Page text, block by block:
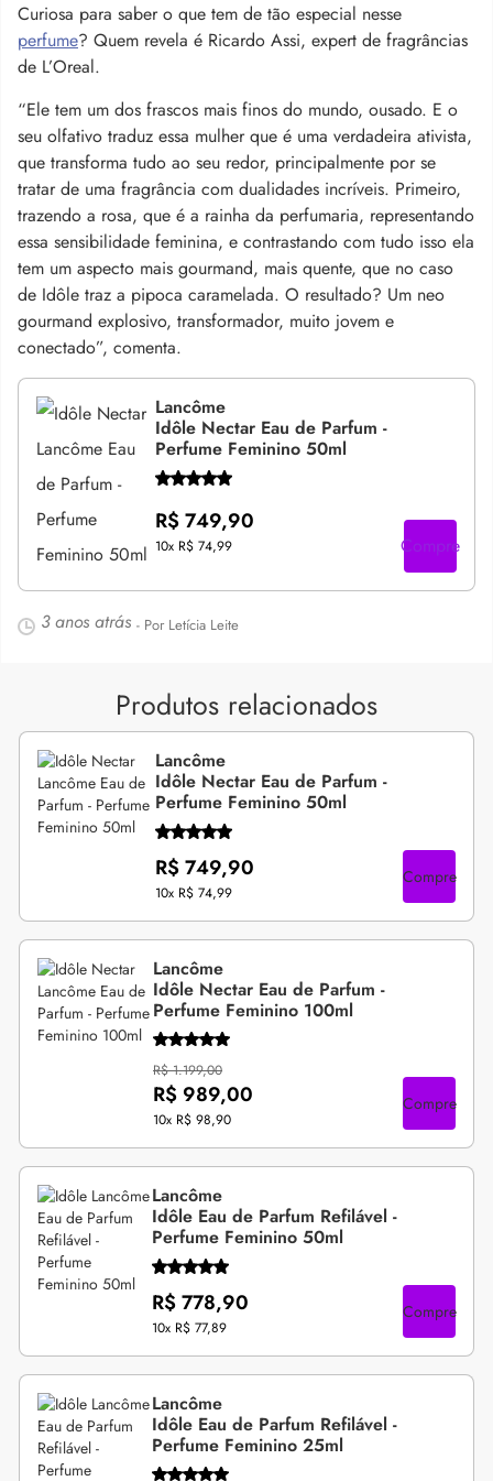
Curiosa para saber o que tem de tão especial nesse
perfume? Quem revela é Ricardo Assi, expert de fragrâncias
de L’Oreal.
“Ele tem um dos frascos mais finos do mundo, ousado. E o
seu olfativo traduz essa mulher que é uma verdadeira ativista,
que transforma tudo ao seu redor, principalmente por se
tratar de uma fragrância com dualidades incríveis. Primeiro,
trazendo a rosa, que é a rainha da perfumaria, representando
essa sensibilidade feminina, e contrastando com tudo isso ela
tem um aspecto mais gourmand, mais quente, que no caso
de Idôle traz a pipoca caramelada. O resultado? Um neo
gourmand explosivo, transformador, muito jovem e
conectado”, comenta.
Lancôme
Idôle Nectar Eau de Parfum -
Perfume Feminino 50ml
R$ 749,90
10x R$ 74,99 Compre
3 anos atrás - Por Letícia Leite
Produtos relacionados
Lancôme
Idôle Nectar Eau de Parfum -
Perfume Feminino 50ml
R$ 749,90
10x R$ 74,99
Compre
Lancôme
Idôle Nectar Eau de Parfum -
Perfume Feminino 100ml
R$ 1.199,00
R$ 989,00
10x R$ 98,90
Compre
Lancôme
Idôle Eau de Parfum Refilável -
Perfume Feminino 50ml
R$ 778,90
10x R$ 77,89
Compre
Lancôme
Idôle Eau de Parfum Refilável -
Perfume Feminino 25ml